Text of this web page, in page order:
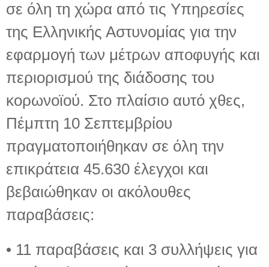
σε όλη τη χώρα από τις Υπηρεσίες
της Ελληνικής Αστυνομίας για την
εφαρμογή των μέτρων αποφυγής και
περιορισμού της διάδοσης του
κορωνοϊού. Στο πλαίσιο αυτό χθες,
Πέμπτη 10 Σεπτεμβρίου
πραγματοποιήθηκαν σε όλη την
επικράτεια 45.630 έλεγχοι και
βεβαιώθηκαν οι ακόλουθες
παραβάσεις:
• 11 παραβάσεις και 3 συλλήψεις για